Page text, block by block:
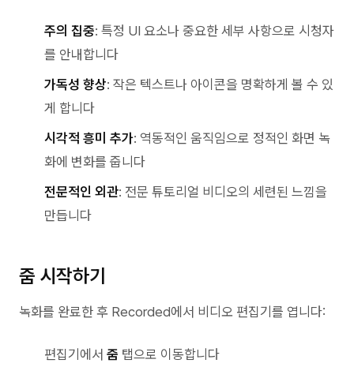
주의 집중: 특정 UI 요소나 중요한 세부 사항으로 시청자
를 안내합니다
가독성 향상: 작은 텍스트나 아이콘을 명확하게 볼 수 있
게 합니다
시각적 흥미 추가: 역동적인 움직임으로 정적인 화면 녹
화에 변화를 줍니다
전문적인 외관: 전문 튜토리얼 비디오의 세련된 느낌을
만듭니다
줌 시작하기
녹화를 완료한 후 Recorded에서 비디오 편집기를 엽니다:
편집기에서 줌 탭으로 이동합니다